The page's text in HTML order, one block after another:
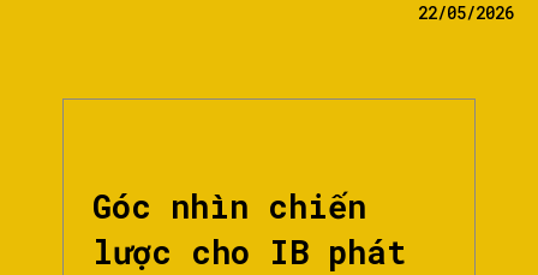
22/05/2026
Góc nhìn chiến
lược cho IB phát